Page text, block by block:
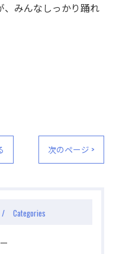
、みんなしっかり踊れ
次のページ >
Categories